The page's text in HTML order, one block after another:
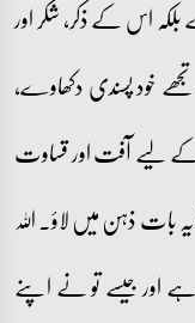
اس کے ذکر، شکر اور
خود پسندی دکھاوے،
کے لیے آفت اور قساوت
بات ذہن میں لاؤ۔ اللہ
اور جیسے تو نے اپنے